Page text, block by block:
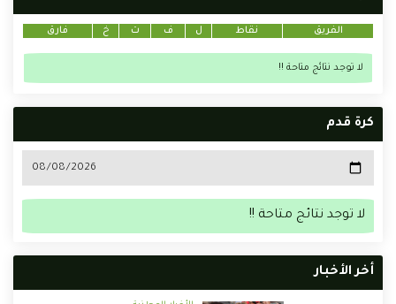
الفريق نقاط ل ف ت خ فارق
لا توجد نتائج متاحة !!
كرة قدم
لا توجد نتائج متاحة !!
أخر الأخبار